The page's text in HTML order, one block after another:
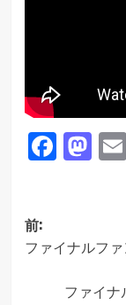
投
稿
前:
ファイナルファ
ファイナ